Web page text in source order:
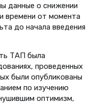
данные о снижении
времени от момента
до начала введения
ТАП была
проведенных
были опубликованы
по изучению
оптимизм,